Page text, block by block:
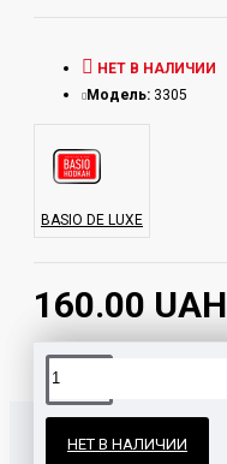
160.00 UAH
НЕТ В НАЛИЧИИ
Модель: 3305
BASIO DE LUXE
НЕТ В НАЛИЧИИ